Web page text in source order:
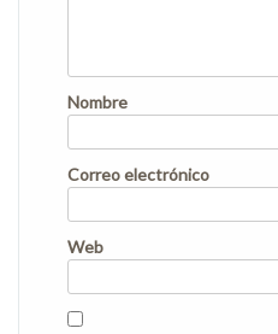
Nombre
Correo electrónico
Web